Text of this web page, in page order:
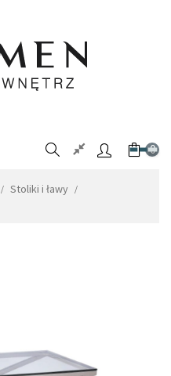
0
Stoliki i ławy